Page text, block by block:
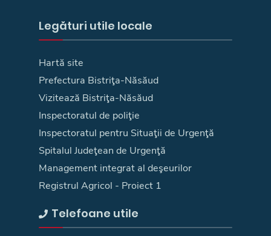
Legături utile locale
Hartă site
Prefectura Bistriţa-Năsăud
Vizitează Bistriţa-Năsăud
Inspectoratul de poliţie
Inspectoratul pentru Situaţii de Urgenţă
Spitalul Judeţean de Urgenţă
Management integrat al deşeurilor
Registrul Agricol - Proiect 1
Telefoane utile